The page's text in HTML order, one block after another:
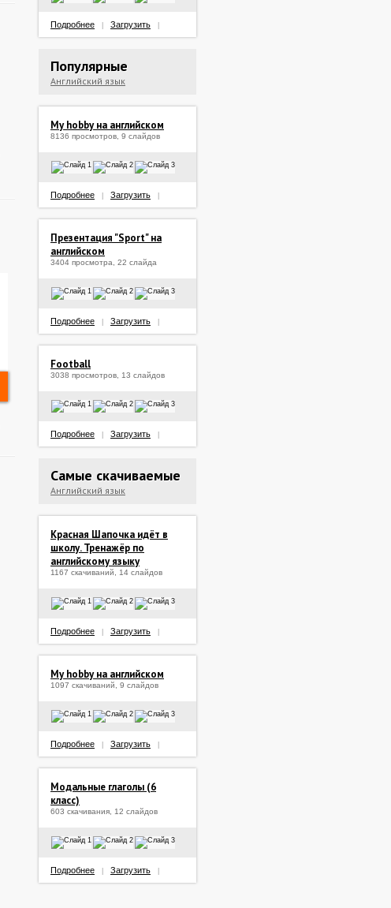
Подробнее Загрузить
Популярные
Английский язык
My hobby на английском
8136 просмотров, 9 слайдов
Подробнее Загрузить
Презентация "Sport" на
английском
3404 просмотра, 22 слайда
Подробнее Загрузить
Football
3038 просмотров, 13 слайдов
Подробнее Загрузить
Самые скачиваемые
Английский язык
Красная Шапочка идёт в
школу. Тренажёр по
английскому языку
1167 скачиваний, 14 слайдов
Подробнее Загрузить
My hobby на английском
1097 скачиваний, 9 слайдов
Подробнее Загрузить
Модальные глаголы (6
класс)
603 скачивания, 12 слайдов
Подробнее Загрузить